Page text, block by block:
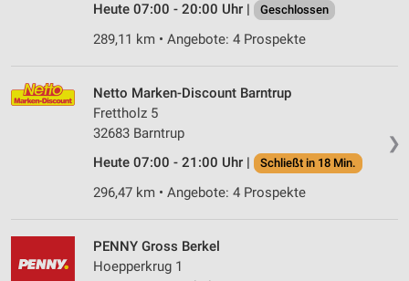
Heute 07:00 - 20:00 Uhr |
Geschlossen
289,11 km • Angebote: 4 Prospekte
❯
Netto Marken-Discount Barntrup
Frettholz 5
32683 Barntrup
Heute 07:00 - 21:00 Uhr |
Schließt in 18 Min.
296,47 km • Angebote: 4 Prospekte
PENNY Gross Berkel
Hoepperkrug 1